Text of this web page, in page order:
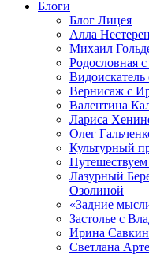
Блоги
Блог Лицея
Алла
Михаил
Родословная
Вернисаж с
Валентина
Лариса
Олег
Культурный
Лазурный
Озолиной
«Задние
Застолье с
Ирина
Светлана